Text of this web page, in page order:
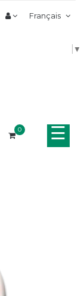
Français
▼
0
la
☰